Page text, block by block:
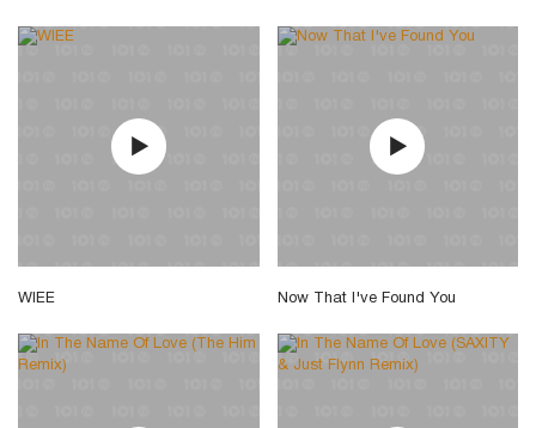
WIEE Now That I've Found You